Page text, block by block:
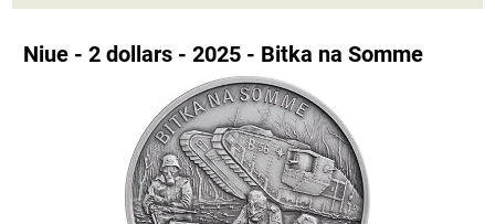
Niue - 2 dollars - 2025 - Bitka na Somme